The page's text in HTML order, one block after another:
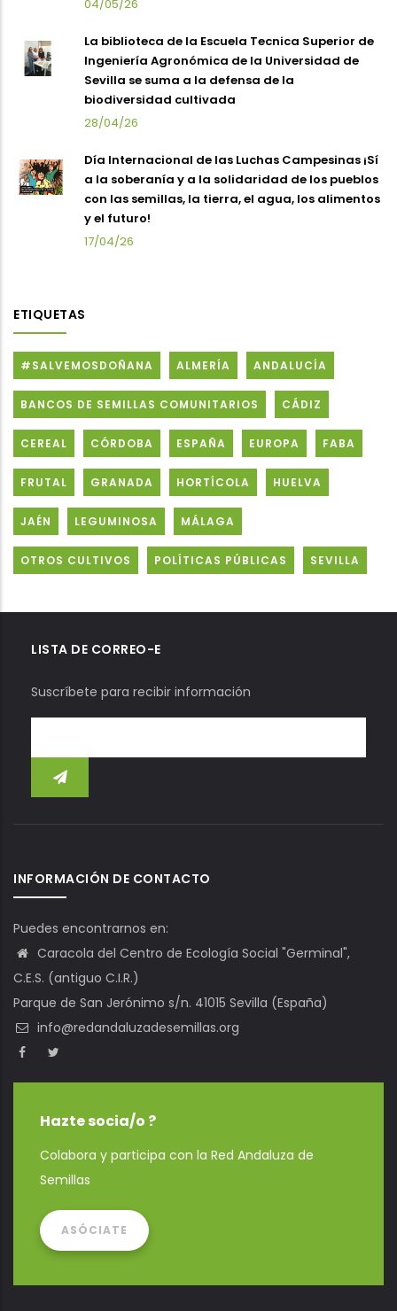
04/05/26
La biblioteca de la Escuela Tecnica Superior de
Ingeniería Agronómica de la Universidad de
Sevilla se suma a la defensa de la
biodiversidad cultivada
28/04/26
Día Internacional de las Luchas Campesinas ¡Sí
a la soberanía y a la solidaridad de los pueblos
con las semillas, la tierra, el agua, los alimentos
y el futuro!
17/04/26
ETIQUETAS
#SALVEMOSDOÑANA ALMERÍA ANDALUCÍA
BANCOS DE SEMILLAS COMUNITARIOS CÁDIZ
CEREAL CÓRDOBA ESPAÑA EUROPA FABA
FRUTAL GRANADA HORTÍCOLA HUELVA
JAÉN LEGUMINOSA MÁLAGA
OTROS CULTIVOS POLÍTICAS PÚBLICAS SEVILLA
LISTA DE CORREO-E
Suscríbete para recibir información
INFORMACIÓN DE CONTACTO
Puedes encontrarnos en:
Caracola del Centro de Ecología Social "Germinal",
C.E.S. (antiguo C.I.R.)
Parque de San Jerónimo s/n. 41015 Sevilla (España)
info@redandaluzadesemillas.org
Hazte socia/o ?
Colabora y participa con la Red Andaluza de
Semillas
ASÓCIATE